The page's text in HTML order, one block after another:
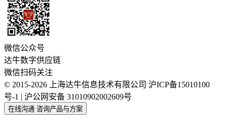
微信公众号
达牛数字供应链
微信扫码关注
© 2015-2026 上海达牛信息技术有限公司 沪ICP备15010100
号-1 | 沪公网安备 31010902002609号
在线沟通 咨询产品与方案